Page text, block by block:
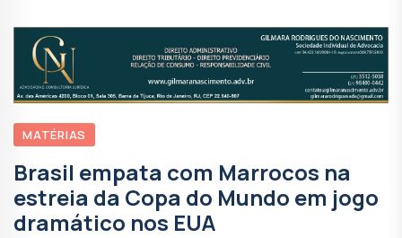
MATÉRIAS
Brasil empata com Marrocos na
estreia da Copa do Mundo em jogo
dramático nos EUA